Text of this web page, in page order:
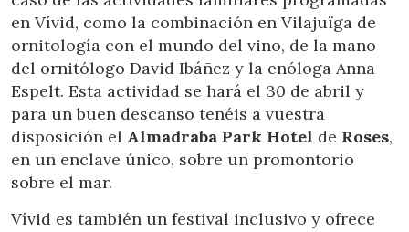
en Vívid, como la combinación en Vilajuïga de
ornitología con el mundo del vino, de la mano
del ornitólogo David Ibáñez y la enóloga Anna
Espelt. Esta actividad se hará el 30 de abril y
para un buen descanso tenéis a vuestra
disposición el Almadraba Park Hotel de Roses,
en un enclave único, sobre un promontorio
sobre el mar.
Vívid es también un festival inclusivo y ofrece